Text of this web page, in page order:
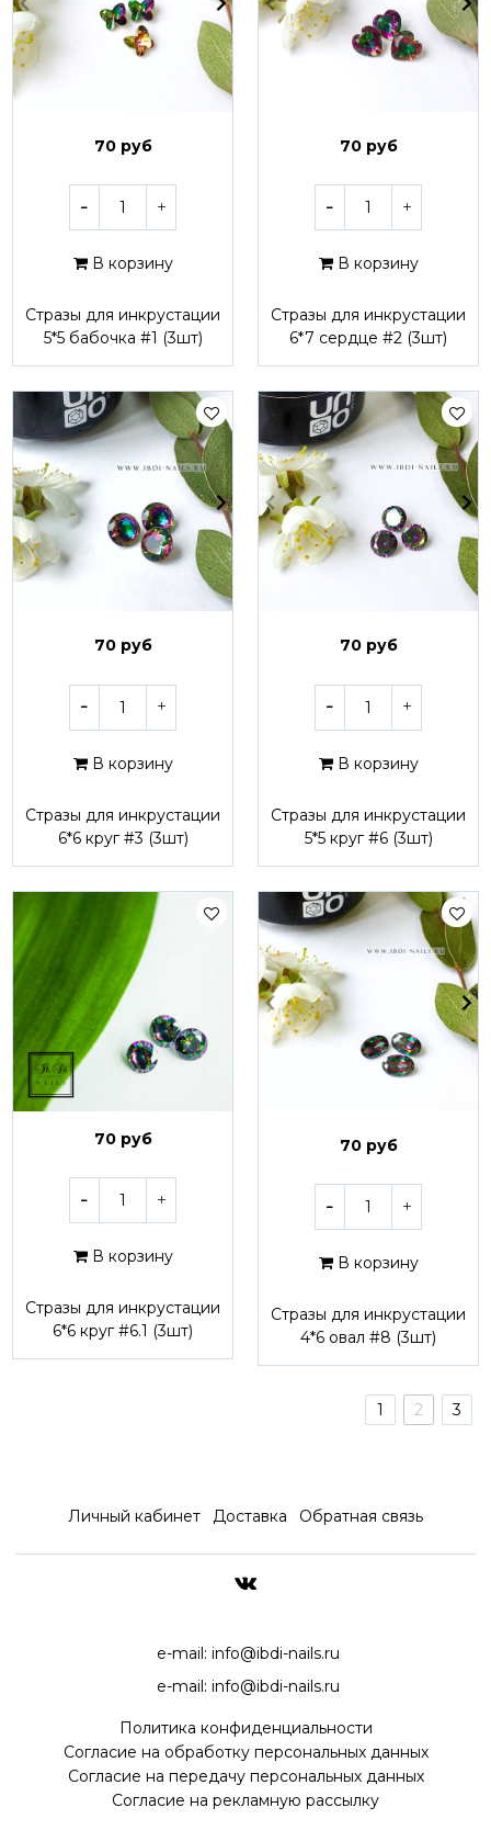
70 руб
В корзину
Стразы для инкрустации
5*5 бабочка #1 (3шт)
70 руб
В корзину
Стразы для инкрустации
6*7 сердце #2 (3шт)
70 руб
В корзину
Стразы для инкрустации
6*6 круг #3 (3шт)
70 руб
В корзину
Стразы для инкрустации
5*5 круг #6 (3шт)
70 руб
В корзину
Стразы для инкрустации
6*6 круг #6.1 (3шт)
70 руб
В корзину
Стразы для инкрустации
4*6 овал #8 (3шт)
1 2 3
Личный кабинет Доставка Обратная связь
e-mail: info@ibdi-nails.ru
e-mail: info@ibdi-nails.ru
Политика конфиденциальности
Согласие на обработку персональных данных
Согласие на передачу персональных данных
Согласие на рекламную рассылку